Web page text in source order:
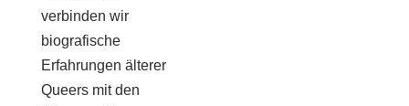
verbinden wir
biografische
Erfahrungen älterer
Queers mit den